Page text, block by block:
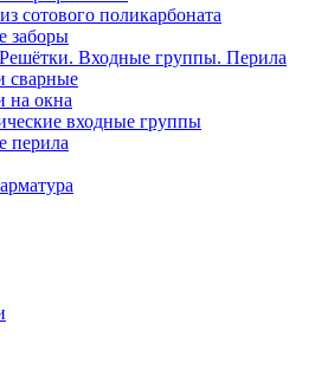
сотового поликарбоната
заборы
Входные группы. Перила
сварные
на окна
входные группы
перила